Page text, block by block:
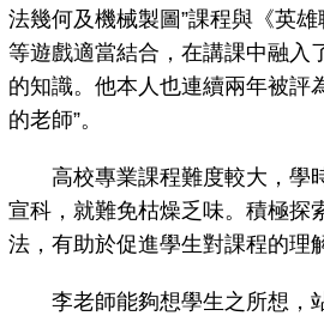
法幾何及機械製圖”課程與《英雄
等遊戲適當結合，在講課中融入
的知識。他本人也連續兩年被評
的老師”。
高校專業課程難度較大，學
宣科，就難免枯燥乏味。積極探
法，有助於促進學生對課程的理
李老師能夠想學生之所想，